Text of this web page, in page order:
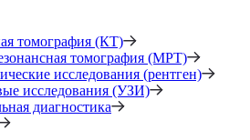
томография (КТ)
томография (МРТ)
исследования (рентген)
исследования (УЗИ)
диагностика